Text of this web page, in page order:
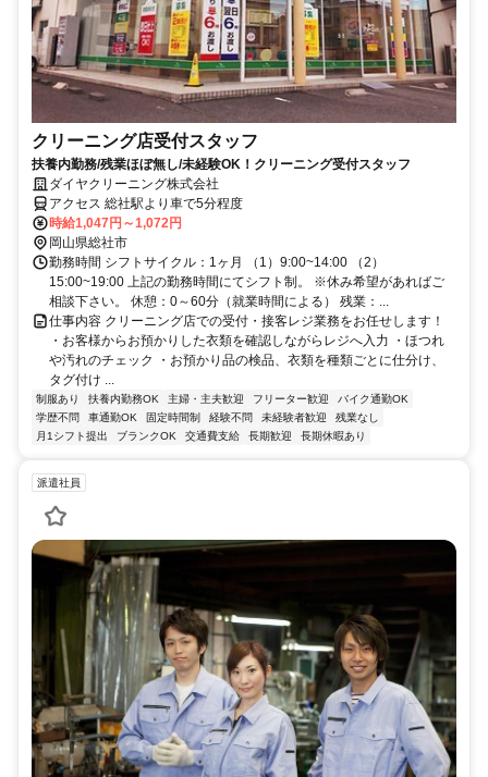
クリーニング店受付スタッフ
扶養内勤務/残業ほぼ無し/未経験OK！クリーニング受付スタッフ
ダイヤクリーニング株式会社
アクセス 総社駅より車で5分程度
時給1,047円～1,072円
岡山県総社市
勤務時間 シフトサイクル：1ヶ月 （1）9:00~14:00 （2）
15:00~19:00 上記の勤務時間にてシフト制。 ※休み希望があればご
相談下さい。 休憩：0～60分（就業時間による） 残業：...
仕事内容 クリーニング店での受付・接客レジ業務をお任せします！
・お客様からお預かりした衣類を確認しながらレジへ入力 ・ほつれ
や汚れのチェック ・お預かり品の検品、衣類を種類ごとに仕分け、
タグ付け ...
制服あり 扶養内勤務OK 主婦・主夫歓迎 フリーター歓迎
バイク通勤OK
学歴不問
車通勤OK 固定時間制 経験不問 未経験者歓迎
残業なし
月1シフト提出
ブランクOK 交通費支給 長期歓迎 長期休暇あり
派遣社員